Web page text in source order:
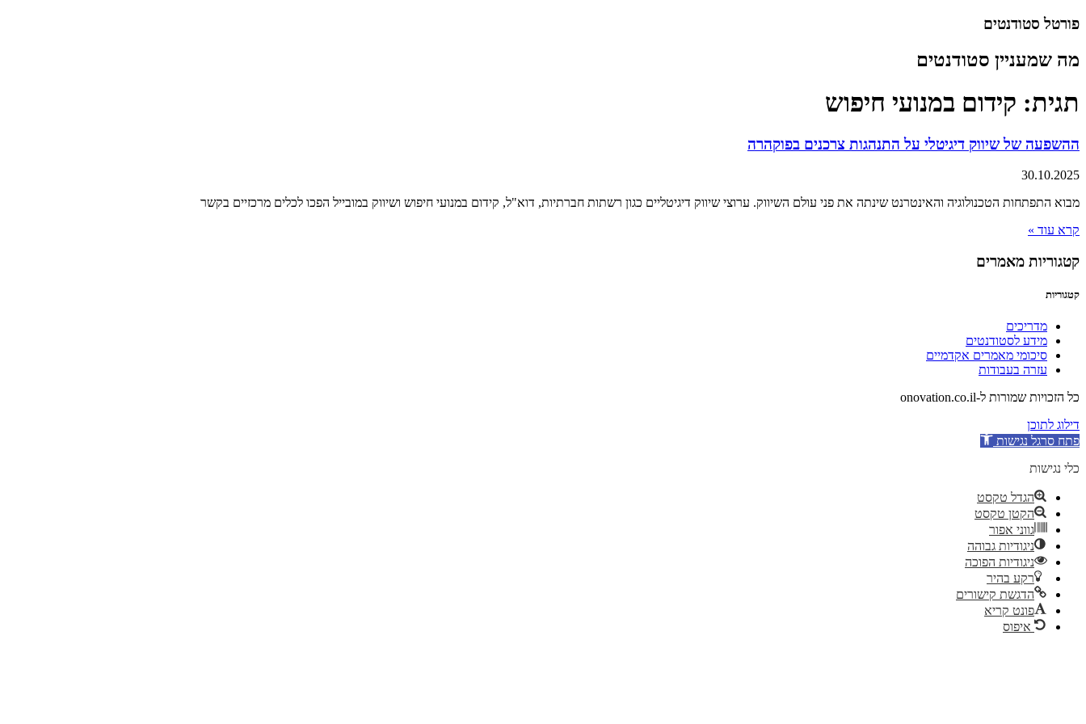
דלג
פורטל סטודנטים
מה שמעניין סטודנטים
תגית: קידום במנועי חיפוש
ההשפעה של שיווק דיגיטלי על התנהגות צרכנים בפוקהרה
30.10.2025
מבוא התפתחות הטכנולוגיה והאינטרנט שינתה את פני עולם השיווק. ערוצי שיווק דיגיטליים כגון רשתות חברתיות, דוא"ל, קידום במנועי חיפוש ושיווק במובייל הפכו לכלים מרכזיים בקשר
קרא עוד »
קטגוריות מאמרים
קטגוריות
מדריכים
מידע לסטודנטים
סיכומי מאמרים אקדמיים
עזרה בעבודות
כל הזכויות שמורות ל-onovation.co.il
דילוג לתוכן
פתח סרגל נגישות
כלי נגישות
הגדל טקסט
הקטן טקסט
גווני אפור
ניגודיות גבוהה
ניגודיות הפוכה
רקע בהיר
הדגשת קישורים
פונט קריא
איפוס